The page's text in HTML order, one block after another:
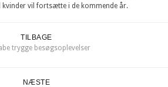
kvinder vil fortsætte i de kommende år.
TILBAGE
trygge besøgsoplevelser
NÆSTE